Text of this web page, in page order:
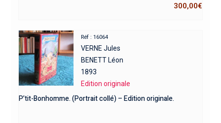
300,00€
Réf : 16064
VERNE Jules
BENETT Léon
1893
Edition originale
P’tit-Bonhomme. (Portrait collé) – Edition originale.